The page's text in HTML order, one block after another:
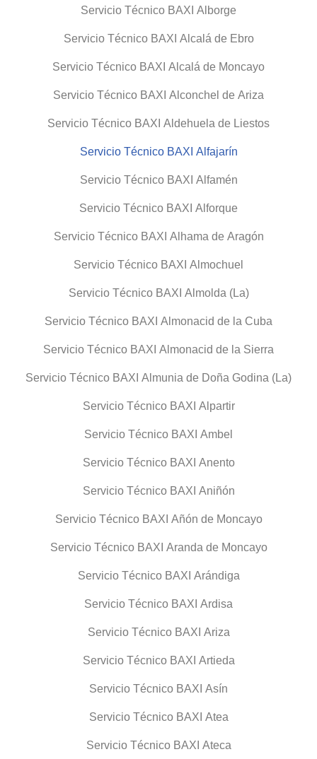
Servicio Técnico BAXI Alborge
Servicio Técnico BAXI Alcalá de Ebro
Servicio Técnico BAXI Alcalá de Moncayo
Servicio Técnico BAXI Alconchel de Ariza
Servicio Técnico BAXI Aldehuela de Liestos
Servicio Técnico BAXI Alfajarín
Servicio Técnico BAXI Alfamén
Servicio Técnico BAXI Alforque
Servicio Técnico BAXI Alhama de Aragón
Servicio Técnico BAXI Almochuel
Servicio Técnico BAXI Almolda (La)
Servicio Técnico BAXI Almonacid de la Cuba
Servicio Técnico BAXI Almonacid de la Sierra
Servicio Técnico BAXI Almunia de Doña Godina (La)
Servicio Técnico BAXI Alpartir
Servicio Técnico BAXI Ambel
Servicio Técnico BAXI Anento
Servicio Técnico BAXI Aniñón
Servicio Técnico BAXI Añón de Moncayo
Servicio Técnico BAXI Aranda de Moncayo
Servicio Técnico BAXI Arándiga
Servicio Técnico BAXI Ardisa
Servicio Técnico BAXI Ariza
Servicio Técnico BAXI Artieda
Servicio Técnico BAXI Asín
Servicio Técnico BAXI Atea
Servicio Técnico BAXI Ateca